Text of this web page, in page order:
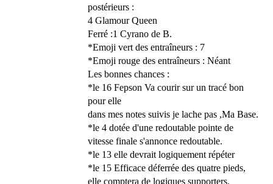
postérieurs :
4 Glamour Queen
Ferré :1 Cyrano de B.
*Emoji vert des entraîneurs : 7
*Emoji rouge des entraîneurs : Néant
Les bonnes chances :
*le 16 Fepson Va courir sur un tracé bon
pour elle
dans mes notes suivis je lache pas ,Ma Base.
*le 4 dotée d'une redoutable pointe de
vitesse finale s'annonce redoutable.
*le 13 elle devrait logiquement répéter
*le 15 Efficace déferrée des quatre pieds,
elle comptera de logiques supporters.